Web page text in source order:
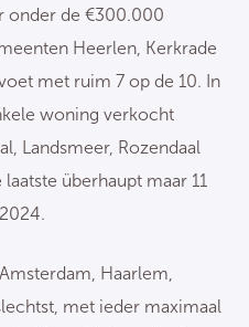
onder de €300.000
Heerlen, Kerkrade
met ruim 7 op de 10. In
woning verkocht
Landsmeer, Rozendaal
überhaupt maar 11
Haarlem,
met ieder maximaal